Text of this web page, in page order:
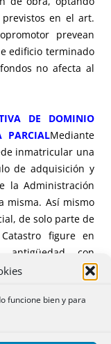
funcione bien y para
en el art.
prevean
edificio terminado
no afecta al
DE DOMINIO
PARCIALMediante
inmatricular una
de adquisición y
la Administración
misma. Así mismo
de solo parte de
figure en
con
de que las